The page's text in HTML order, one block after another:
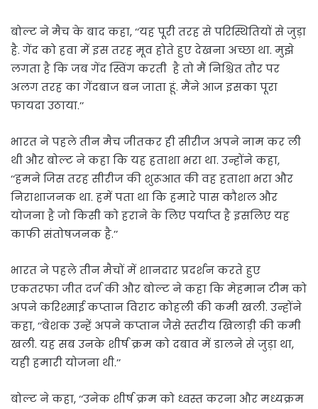
बोल्ट ने मैच के बाद कहा, ‘‘यह पूरी तरह से परिस्थितियों से जुड़ा
है. गेंद को हवा में इस तरह मूव होते हुए देखना अच्छा था. मुझे
लगता है कि जब गेंद स्विंग करती है तो मैं निश्चित तौर पर
अलग तरह का गेंदबाज बन जाता हूं. मैंने आज इसका पूरा
फायदा उठाया.’’
भारत ने पहले तीन मैच जीतकर ही सीरीज अपने नाम कर ली
थी और बोल्ट ने कहा कि यह हताशा भरा था. उन्होंने कहा,
‘‘हमने जिस तरह सीरीज की शुरूआत की वह हताशा भरा और
निराशाजनक था. हमें पता था कि हमारे पास कौशल और
योजना है जो किसी को हराने के लिए पर्याप्त है इसलिए यह
काफी संतोषजनक है.’’
भारत ने पहले तीन मैचों में शानदार प्रदर्शन करते हुए
एकतरफा जीत दर्ज की और बोल्ट ने कहा कि मेहमान टीम को
अपने करिश्माई कप्तान विराट कोहली की कमी खली. उन्होंने
कहा, ‘‘बेशक उन्हें अपने कप्तान जैसे स्तरीय खिलाड़ी की कमी
खली. यह सब उनके शीर्ष क्रम को दबाव में डालने से जुड़ा था,
यही हमारी योजना थी.’’
बोल्ट ने कहा, ‘‘उनेक शीर्ष क्रम को ध्वस्त करना और मध्यक्रम